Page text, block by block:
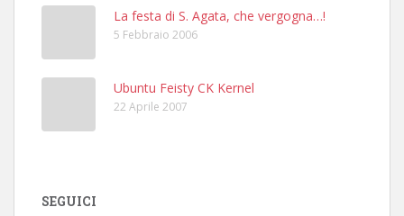
La festa di S. Agata, che vergogna…!
5 Febbraio 2006
Ubuntu Feisty CK Kernel
22 Aprile 2007
SEGUICI